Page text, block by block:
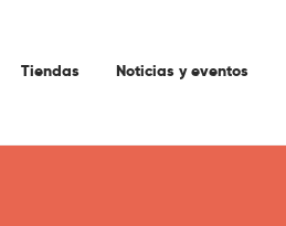
Tiendas Noticias y eventos